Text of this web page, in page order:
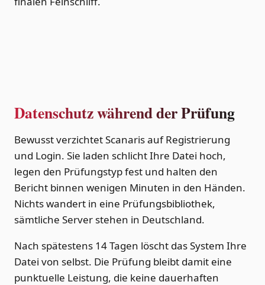
Datenschutz während der Prüfung
Bewusst verzichtet Scanaris auf Registrierung
und Login. Sie laden schlicht Ihre Datei hoch,
legen den Prüfungstyp fest und halten den
Bericht binnen wenigen Minuten in den Händen.
Nichts wandert in eine Prüfungsbibliothek,
sämtliche Server stehen in Deutschland.
Nach spätestens 14 Tagen löscht das System Ihre
Datei von selbst. Die Prüfung bleibt damit eine
punktuelle Leistung, die keine dauerhaften